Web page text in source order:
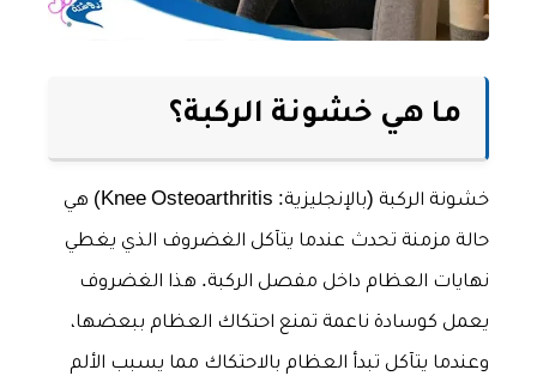
ما هي خشونة الركبة؟
خشونة الركبة (بالإنجليزية: Knee Osteoarthritis) هي
حالة مزمنة تحدث عندما يتآكل الغضروف الذي يغطي
نهايات العظام داخل مفصل الركبة. هذا الغضروف
يعمل كوسادة ناعمة تمنع احتكاك العظام ببعضها،
وعندما يتآكل تبدأ العظام بالاحتكاك مما يسبب الألم